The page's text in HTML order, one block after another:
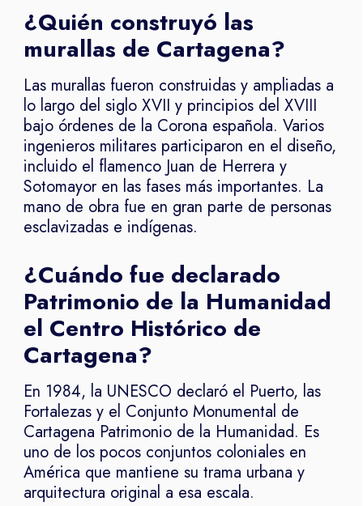
¿Quién construyó las
murallas de Cartagena?
Las murallas fueron construidas y ampliadas a
lo largo del siglo XVII y principios del XVIII
bajo órdenes de la Corona española. Varios
ingenieros militares participaron en el diseño,
incluido el flamenco Juan de Herrera y
Sotomayor en las fases más importantes. La
mano de obra fue en gran parte de personas
esclavizadas e indígenas.
¿Cuándo fue declarado
Patrimonio de la Humanidad
el Centro Histórico de
Cartagena?
En 1984, la UNESCO declaró el Puerto, las
Fortalezas y el Conjunto Monumental de
Cartagena Patrimonio de la Humanidad. Es
uno de los pocos conjuntos coloniales en
América que mantiene su trama urbana y
arquitectura original a esa escala.